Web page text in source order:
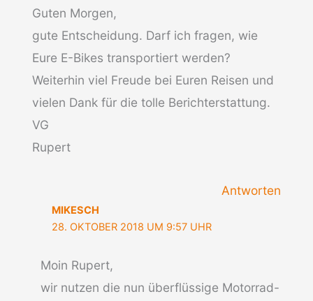
Guten Morgen,
gute Entscheidung. Darf ich fragen, wie
Eure E-Bikes transportiert werden?
Weiterhin viel Freude bei Euren Reisen und
vielen Dank für die tolle Berichterstattung.
VG
Rupert
Antworten
MIKESCH
28. OKTOBER 2018 UM 9:57 UHR
Moin Rupert,
wir nutzen die nun überflüssige Motorrad-